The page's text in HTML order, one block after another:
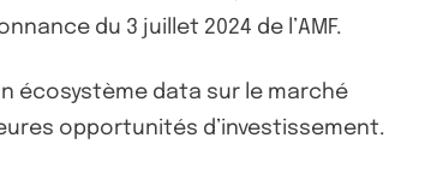
du 3 juillet 2024 de l’AMF.
écosystème data sur le marché
opportunités d’investissement.